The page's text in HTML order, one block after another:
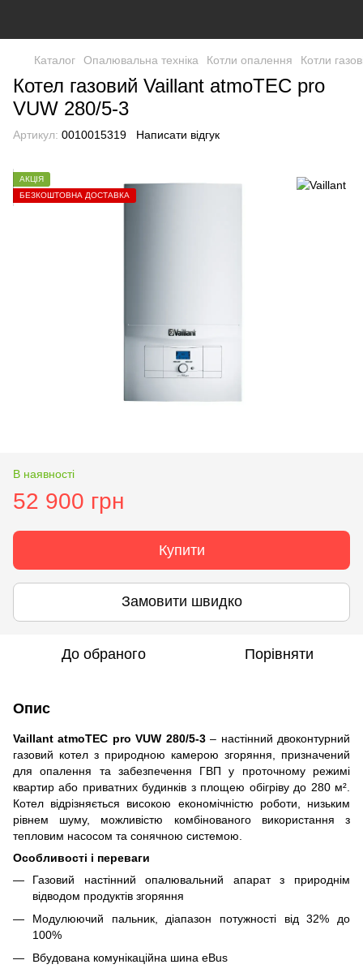
Каталог Опалювальна техніка Котли опалення Котли
Котел газовий Vaillant atmoTEC pro
VUW 280/5-3
Артикул: 0010015319 Написати відгук
АКЦІЯ
БЕЗКОШТОВНА ДОСТАВКА
В наявності
52 900 грн
Купити
Замовити швидко
До обраного Порівняти
Опис
Vaillant atmoTEC pro VUW 280/5-3– настінний двоконтурний
газовий котел з природною камерою згоряння, призначений
для опалення та забезпечення ГВП у проточному режимі
квартир або приватних будинків з площею обігріву до 280 м².
Котел відрізняється високою економічністю роботи, низьким
рівнем шуму, можливістю комбінованого використання з
тепловим насосом та сонячною системою.
Особливості і переваги
Газовий настінний опалювальний апарат з природнім
відводом продуктів згоряння
Модулюючий пальник, діапазон потужності від 32% до
100%
Вбудована комунікаційна шина eBus